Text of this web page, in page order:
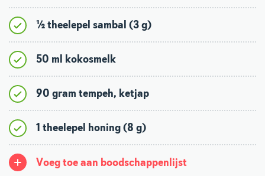
½ theelepel sambal (3 g)
50 ml kokosmelk
90 gram tempeh, ketjap
1 theelepel honing (8 g)
Voeg toe aan boodschappenlijst